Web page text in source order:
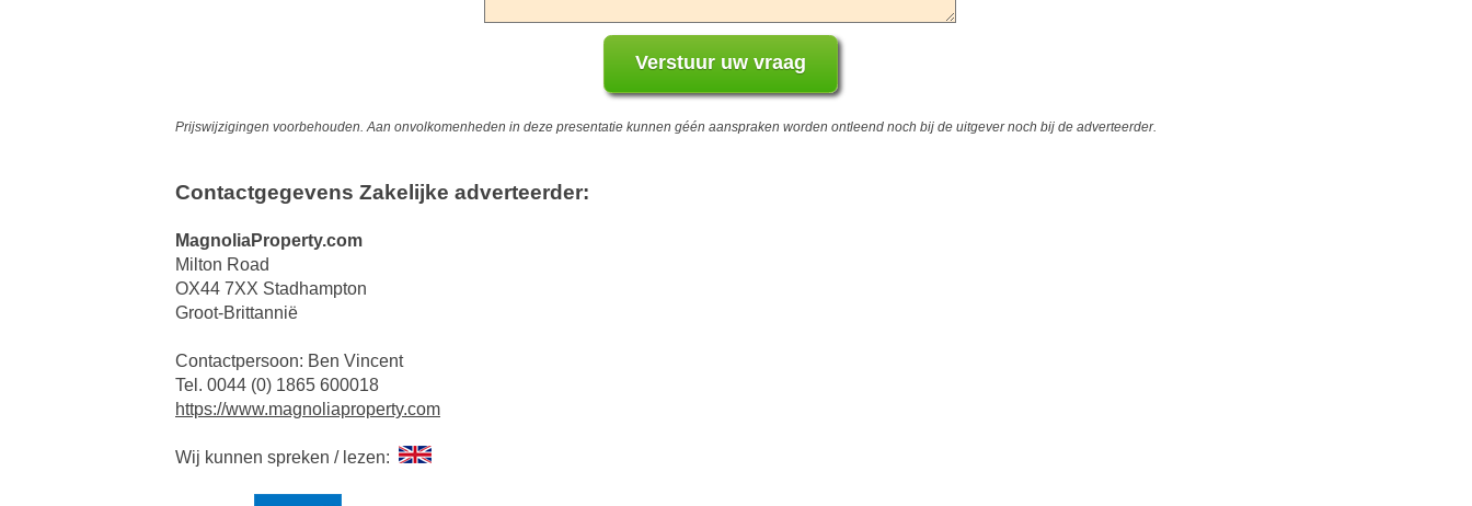
Prijswijzigingen voorbehouden. Aan onvolkomenheden in deze presentatie kunnen géén aanspraken worden ontleend noch bij de uitgever noch bij de adverteerder.
Contactgegevens Zakelijke adverteerder:
MagnoliaProperty.com
Milton Road
OX44 7XX Stadhampton
Groot-Brittannië
Contactpersoon: Ben Vincent
Tel. 0044 (0) 1865 600018
https://www.magnoliaproperty.com
Wij kunnen spreken / lezen: